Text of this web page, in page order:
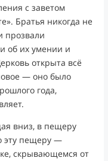
с заветом
Братья никогда не
прозвали
об их умении и
открыта всё
— оно было
года,
вниз, в пещеру
эту пещеру —
скрывающемся от